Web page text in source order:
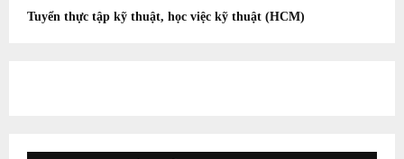
Tuyển thực tập kỹ thuật, học việc kỹ thuật (HCM)